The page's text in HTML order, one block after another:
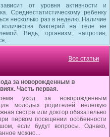
от уровня активности и
Среднестатистическому ребенку
несколько раз в неделю. Наличие
количества бактерий на теле не
Ведь, организм, напротив,
Все статьи
за новорожденным в
Часть первая.
уход за новорожденным
молодых родителей нелегкую
сестра или доктор обязательно
первом посещении особенности
если будут вопросы. Однако,
можно...